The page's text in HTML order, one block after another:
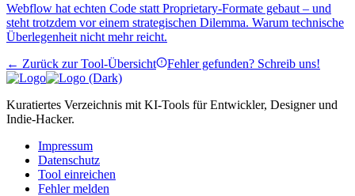
Webflow hat echten Code statt Proprietary-Formate gebaut – und
steht trotzdem vor einem strategischen Dilemma. Warum technische
Überlegenheit nicht mehr reicht.
← Zurück zur Tool-Übersicht
Fehler gefunden? Schreib uns!
Kuratiertes Verzeichnis mit KI-Tools für Entwickler, Designer und
Indie-Hacker.
Impressum
Datenschutz
Tool einreichen
Fehler melden